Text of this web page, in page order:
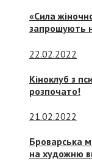
«Сила
запрошують
22.02.2022
Кіноклуб з
розпочато!
21.02.2022
Броварська
на художню